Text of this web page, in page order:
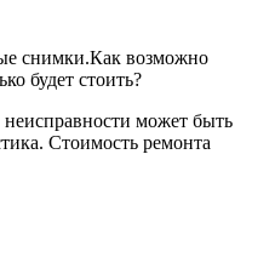
снимки.Как возможно
будет стоить?
может быть
Стоимость ремонта